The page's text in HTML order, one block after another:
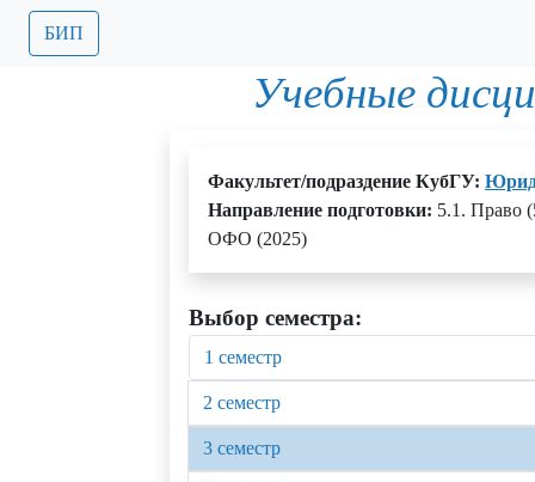
БИП
Учебные
Факультет/подраздение КубГУ:
Направление подготовки: 5.1. Право
ОФО (2025)
Выбор семестра:
1 семестр
2 семестр
3 семестр